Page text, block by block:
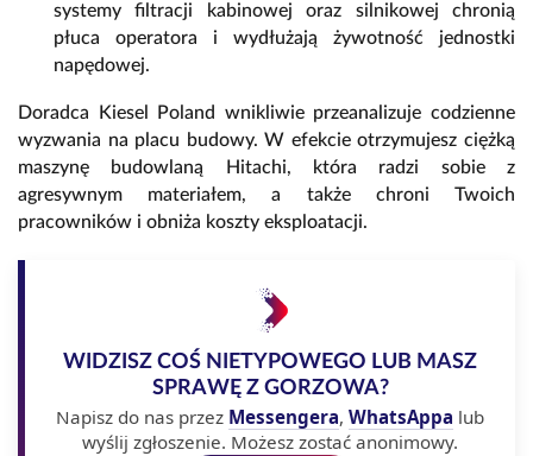
systemy filtracji kabinowej oraz silnikowej chronią
płuca operatora i wydłużają żywotność jednostki
napędowej.
Doradca Kiesel Poland wnikliwie przeanalizuje codzienne
wyzwania na placu budowy. W efekcie otrzymujesz ciężką
maszynę budowlaną Hitachi, która radzi sobie z
agresywnym materiałem, a także chroni Twoich
pracowników i obniża koszty eksploatacji.
WIDZISZ COŚ NIETYPOWEGO LUB MASZ
SPRAWĘ Z GORZOWA?
Napisz do nas przez Messengera, WhatsAppa lub
wyślij zgłoszenie. Możesz zostać anonimowy.